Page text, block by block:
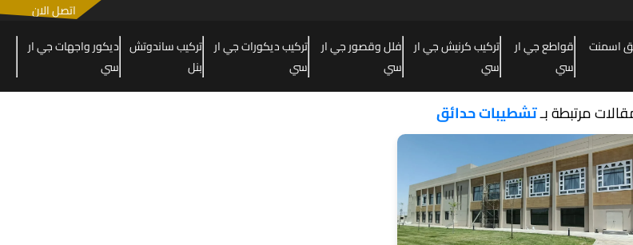
اتصل الان
اسمنت
قواطع جي ار
سي
تركيب كرنيش جي ار
سي
فلل وقصور جي ار
سي
تركيب ديكورات جي ار
سي
تركيب ساندوتش
بنل
ديكور واجهات جي ار
سي
مرتبطة بـتشطيبات حدائق